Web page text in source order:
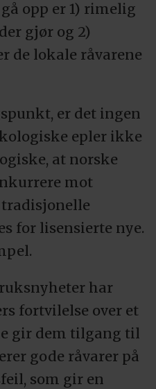
opp er 1) rimelig
gjør og 2)
de lokale råvarene
er det ingen
epler ikke
at norske
mot
for lisensierte nye.
har
fortvilelse over et
gir dem tilgang til
gode råvarer på
som gir en